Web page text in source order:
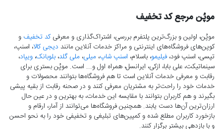
موپُن مرجع کد تخفیف
موپُن، اولین و بزرگ‌ترین پلتفرم بررسی، اشتراک‌گذاری و معرفیکد تخفیف و
کوپن‌های فروشگاه‌های اینترنتی و مراکز خدمات آنلاین مانند دیجی کالا، اسنپ،
تپسی، اسنپ فود، فیلیمو، باسلام، اسنپ شاپ، میلی، ملی گلد، بلوبانک، ویپاد،
سینماتیکت، علی بابا، ازکی، ایرانسل، همراه اول و... است. موپُن بستری برای
رقابت و معرفی خدمات آنلاین است تا هم فروشگاه‌ها بتوانند محصولات و
خدمات خود را راحت‌تر به مشتریان معرفی کنند و در صحنه رقابت از بقیه پیشی
بگیرند و هم کاربران بتوانند با مقایسه این خدمات، به بهترین و در عین حال
ارزان‌ترین آن‌ها دست‌ یابند. همچنین فروشگاه‌ها می‌توانند از آمار، ارقام و
بازخورد کاربران مطلع شده و کمپین‌های تبلیغی و تخفیفی خود را به نحو احسن
و با بازدهی بیشتر برگزار کنند.